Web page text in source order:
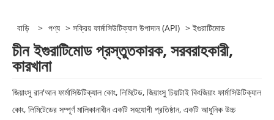
বাড়ি > পণ্য >সক্রিয় ফার্মাসিউটিক্যাল উপাদান (API) > ইগুরাটিমোড
চীন ইগুরাটিমোড প্রস্তুতকারক, সরবরাহকারী,
কারখানা
জিয়াংসু রান'আন ফার্মাসিউটিক্যাল কোং, লিমিটেড, জিয়াংসু চিয়াটাই কিংজিয়াং ফার্মাসিউটিক্যাল
কোং, লিমিটেডের সম্পূর্ণ মালিকানাধীন একটি সহযোগী প্রতিষ্ঠান, একটি আধুনিক উচ্চ